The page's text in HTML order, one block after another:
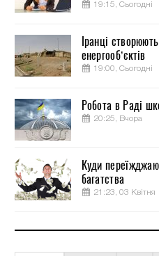
19:15, Сьогодні
Іранці
енергооб’єктів
19:00, Сьогодні
Робота в Раді
20:25, Вчора
Куди
багатства
21:23, 03 Квітня